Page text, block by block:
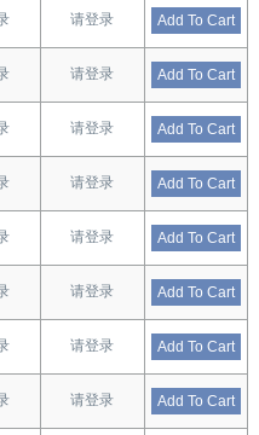
请登录 Add To Cart
请登录 Add To Cart
请登录 Add To Cart
请登录 Add To Cart
请登录 Add To Cart
请登录 Add To Cart
请登录 Add To Cart
请登录 Add To Cart